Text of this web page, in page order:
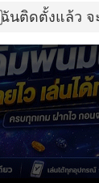
ฉันติดตั้งแล้ว จ